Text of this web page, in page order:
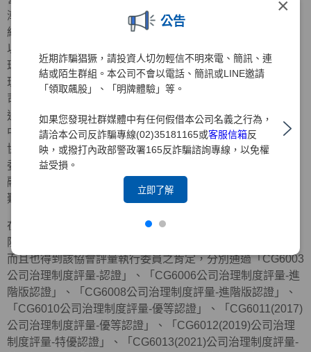
×
公告
近期詐騙猖獗，請投資人切勿輕信不明來電、簡訊、連
結或陌生群組。本公司不會以電話、簡訊或LINE邀請
「領取飆股」、「明牌體驗」等。
如果您發現社群媒體中有任何假借本公司名義之行為，
請洽本公司反詐騙專線(02)35181165或客服信箱反
映，或撥打內政部警政署165反詐騙諮詢專線，以免權
益受損。
立即了解
漸繁重，原有之經營治理方式實已不符需求，為提昇公司的
經營效率，強化企業競爭力，增加與股東間之溝通與連繫，
以期能躋身於國際級金融集團之林。 值此公司治理已成為全
球經營管理要項時，強化董監事之功能並積極推行「公司治
理」，實已為首要之務，本公司為之配合主管機關推動「公
司治理實務」之政策，業經93年3月29日股東臨時會之決議
通過全面改選董監事，同時選任政治大學司徒達賢教授及前
中央信託局董事長黃榮顯先生擔任獨立董事，中華公司治理
協會創會理事長朱寶奎會計師擔任獨立監察人，並成立審計
委員會，開始逐一落實公司治理之運作，此一作為除已率金
融證券同業之先，也為日後元大金控推展公司治理實務奠定
難以撼動之基石。
在外部機構方面，近年來本公司與元大金控及元大銀行等，
陸續共同參加中華公司治理協會所舉辦公司治理制度評量，
而且也得到該協會評量執行委員之肯定，分別通過「CG6003
公司治理制度評量-認證」、「CG6006公司治理制度評量-進
階版認證」、「CG6008公司治理制度評量-進階版認證」、
「CG6010公司治理制度評量-優等認證」、「CG6011(2017)
公司治理制度評量-優等認證」、「CG6012(2019)公司治理
制度評量-特優認證」、「CG6013(2021)公司治理制度評量-